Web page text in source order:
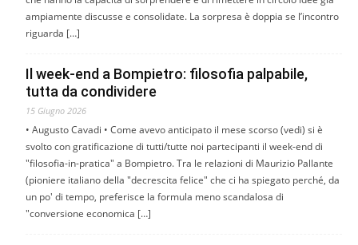
ampiamente discusse e consolidate. La sorpresa è doppia se l’incontro
riguarda […]
Il week-end a Bompietro: filosofia palpabile,
tutta da condividere
15 Giugno 2026
• Augusto Cavadi • Come avevo anticipato il mese scorso (vedi) si è
svolto con gratificazione di tutti/tutte noi partecipanti il week-end di
"filosofia-in-pratica" a Bompietro. Tra le relazioni di Maurizio Pallante
(pioniere italiano della "decrescita felice" che ci ha spiegato perché, da
un po' di tempo, preferisce la formula meno scandalosa di
"conversione economica […]